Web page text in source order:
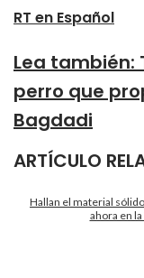
RT en Español
Lea también:
perro que
Bagdadi
ARTÍCULO
Hallan el material
ahora en